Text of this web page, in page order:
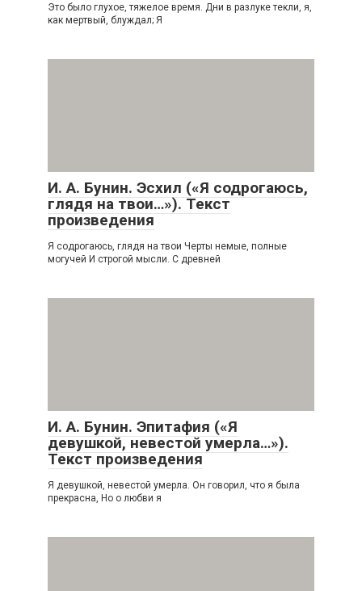
Это было глухое, тяжелое время. Дни в разлуке текли, я,
как мертвый, блуждал; Я
И. А. Бунин. Эсхил («Я содрогаюсь,
глядя на твои…»). Текст
произведения
Я содрогаюсь, глядя на твои Черты немые, полные
могучей И строгой мысли. С древней
И. А. Бунин. Эпитафия («Я
девушкой, невестой умерла…»).
Текст произведения
Я девушкой, невестой умерла. Он говорил, что я была
прекрасна, Но о любви я